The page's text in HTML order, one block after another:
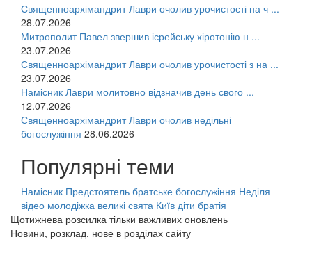
Священноархімандрит Лаври очолив урочистості на ч ...
28.07.2026
Митрополит Павел звершив ієрейську хіротонію н ...
23.07.2026
Священноархімандрит Лаври очолив урочистості з на ...
23.07.2026
Намісник Лаври молитовно відзначив день свого ...
12.07.2026
Священноархімандрит Лаври очолив недільні
богослужіння 28.06.2026
Популярні теми
Намісник Предстоятель братське богослужіння Неділя
відео молодіжка великі свята Київ діти братія
Щотижнева розсилка тільки важливих оновлень
Новини, розклад, нове в розділах сайту